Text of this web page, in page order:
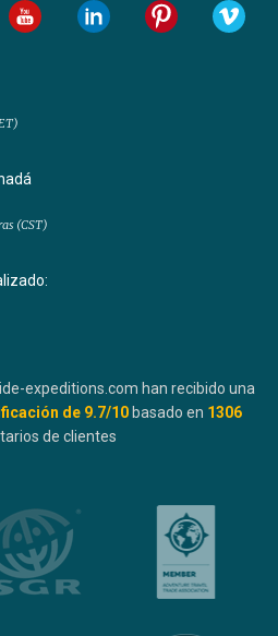
(CST)
expeditions.com han recibido una
de 9.7/10 basado en 1306
de clientes